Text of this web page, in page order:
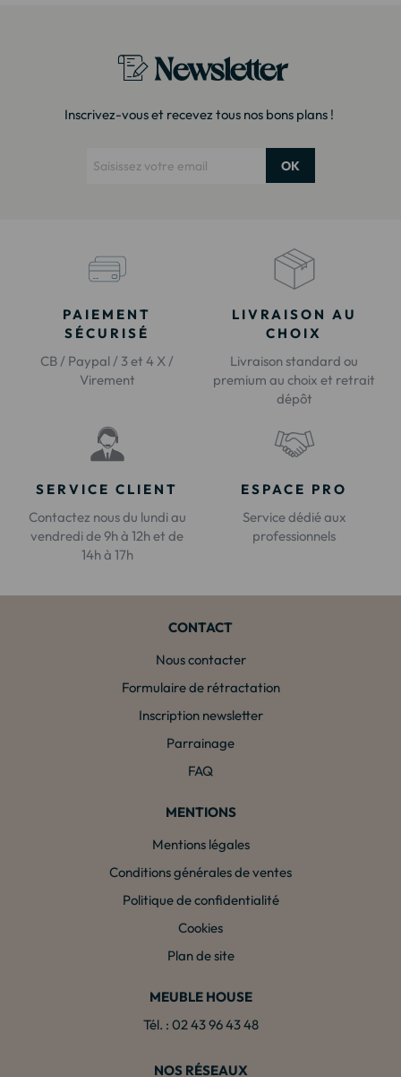
Newsletter
Inscrivez-vous et recevez tous nos bons plans !
OK
PAIEMENT
SÉCURISÉ
CB / Paypal / 3 et 4 X /
Virement
LIVRAISON AU
CHOIX
Livraison standard ou
premium au choix et retrait
dépôt
SERVICE CLIENT
Contactez nous du lundi au
vendredi de 9h à 12h et de
14h à 17h
ESPACE PRO
Service dédié aux
professionnels
CONTACT
Nous contacter
Formulaire de rétractation
Inscription newsletter
Parrainage
FAQ
MENTIONS
Mentions légales
Conditions générales de ventes
Politique de confidentialité
Cookies
Plan de site
MEUBLE HOUSE
Tél. : 02 43 96 43 48
NOS RÉSEAUX